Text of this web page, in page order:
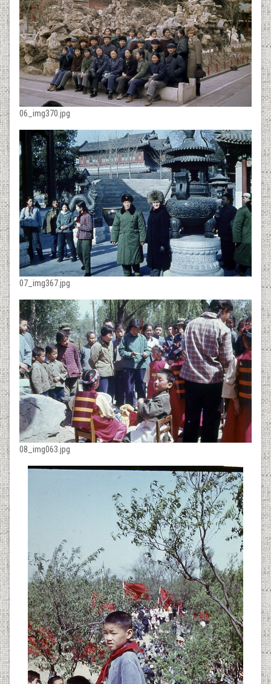
06_img370.jpg
07_img367.jpg
08_img063.jpg